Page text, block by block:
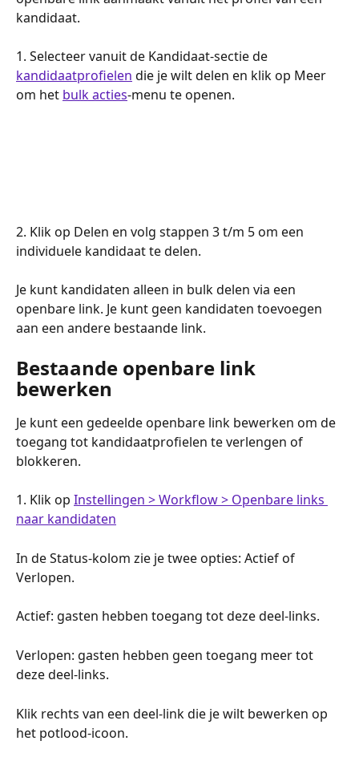
kandidaat.
1. Selecteer vanuit de Kandidaat-sectie de
kandidaatprofielen die je wilt delen en klik op Meer
om het bulk acties-menu te openen.
2. Klik op Delen en volg stappen 3 t/m 5 om een
individuele kandidaat te delen.
Je kunt kandidaten alleen in bulk delen via een
openbare link. Je kunt geen kandidaten toevoegen
aan een andere bestaande link.
Bestaande openbare link
bewerken
Je kunt een gedeelde openbare link bewerken om de
toegang tot kandidaatprofielen te verlengen of
blokkeren.
1. Klik op Instellingen > Workflow > Openbare links
naar kandidaten
In de Status-kolom zie je twee opties: Actief of
Verlopen.
Actief: gasten hebben toegang tot deze deel-links.
Verlopen: gasten hebben geen toegang meer tot
deze deel-links.
Klik rechts van een deel-link die je wilt bewerken op
het potlood-icoon.